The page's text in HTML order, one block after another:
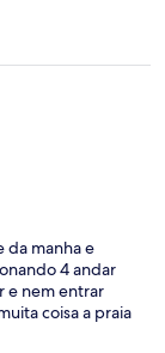
da manha e
4 andar
e nem entrar
coisa a praia